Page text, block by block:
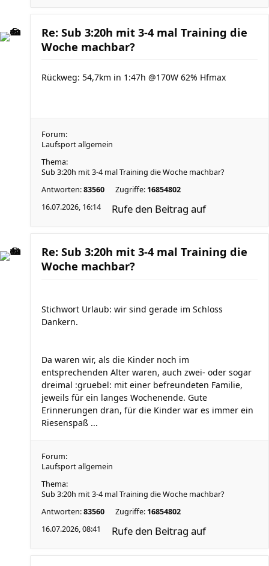
Re: Sub 3:20h mit 3-4 mal Training die
Woche machbar?
Rückweg: 54,7km in 1:47h @170W 62% Hfmax
Forum:
Laufsport allgemein
Thema:
Sub 3:20h mit 3-4 mal Training die Woche machbar?
Antworten:83560 Zugriffe: 16854802
16.07.2026, 16:14
Rufe den Beitrag auf
Re: Sub 3:20h mit 3-4 mal Training die
Woche machbar?
Stichwort Urlaub: wir sind gerade im Schloss
Dankern.
Da waren wir, als die Kinder noch im
entsprechenden Alter waren, auch zwei- oder sogar
dreimal :gruebel: mit einer befreundeten Familie,
jeweils für ein langes Wochenende. Gute
Erinnerungen dran, für die Kinder war es immer ein
Riesenspaß ...
Forum:
Laufsport allgemein
Thema:
Sub 3:20h mit 3-4 mal Training die Woche machbar?
Antworten:83560 Zugriffe: 16854802
16.07.2026, 08:41
Rufe den Beitrag auf